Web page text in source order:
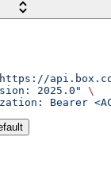
2025.0"
\
Bearer